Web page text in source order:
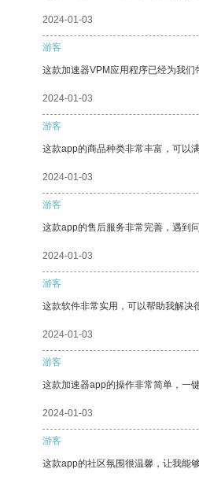
2024-01-03
游客
这款加速器VPM应用程序已经为我们
2024-01-03
游客
这款app的商品种类非常丰富，可以
2024-01-03
游客
这款app的售后服务非常完善，遇到
2024-01-03
游客
这款软件非常实用，可以帮助我解决
2024-01-03
游客
这款加速器app的操作非常简单，一
2024-01-03
游客
这款app的社区氛围很温馨，让我能